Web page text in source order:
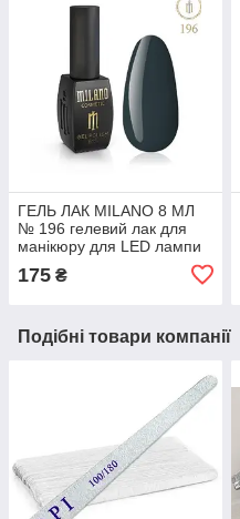
ГЕЛЬ ЛАК MILANO 8 МЛ
№ 196 гелевий лак для
манікюру для LED лампи
175 ₴
Подібні товари компанії